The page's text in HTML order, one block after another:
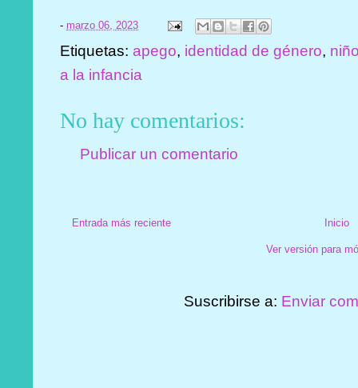
- marzo 06, 2023
Etiquetas:apego, identidad de género,
a la infancia
No hay comentarios:
Publicar un comentario
Entrada más reciente Inicio
Ver versión para
Suscribirse a: Enviar